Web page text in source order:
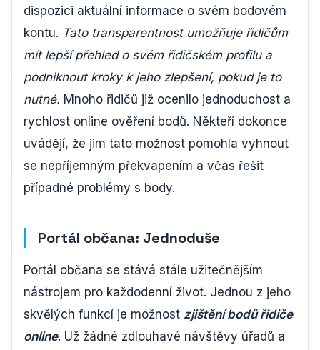
dispozici aktuální informace o svém bodovém
kontu. Tato transparentnost umožňuje řidičům
mít lepší přehled o svém řidičském profilu a
podniknout kroky k jeho zlepšení, pokud je to
nutné. Mnoho řidičů již ocenilo jednoduchost a
rychlost online ověření bodů. Někteří dokonce
uvádějí, že jim tato možnost pomohla vyhnout
se nepříjemným překvapením a včas řešit
případné problémy s body.
Portál občana: Jednoduše
Portál občana se stává stále užitečnějším
nástrojem pro každodenní život. Jednou z jeho
skvělých funkcí je možnost zjištění bodů řidiče
online. Už žádné zdlouhavé návštěvy úřadů a